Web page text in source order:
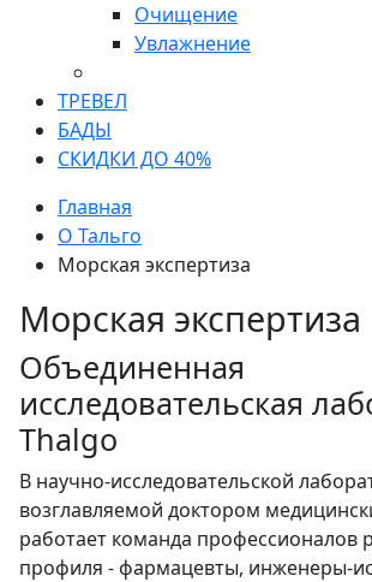
Очищение
Увлажнение
ТРЕВЕЛ
БАДЫ
СКИДКИ ДО 40%
Главная
О Тальго
Морская экспертиза
Морская экспертиза
Объединенная
исследовательская
Thalgo
В научно-исследовательской
возглавляемой доктором
работает команда профессионалов
профиля - фармацевты, инженеры-